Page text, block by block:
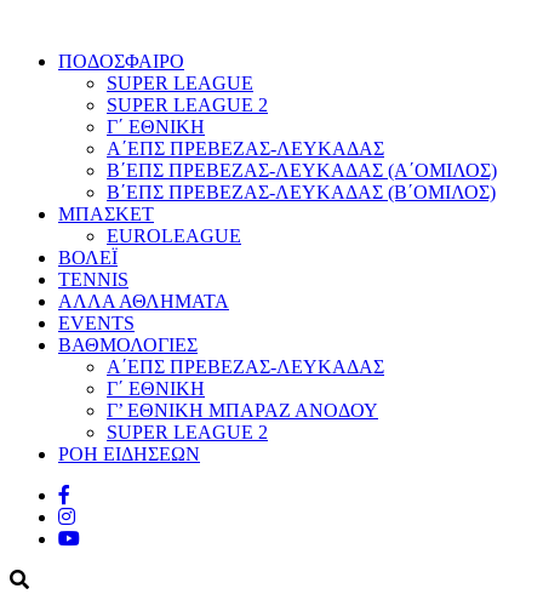
ΠΟΔΟΣΦΑΙΡΟ
SUPER LEAGUE
SUPER LEAGUE 2
Γ΄ ΕΘΝΙΚΗ
Α΄ΕΠΣ ΠΡΕΒΕΖΑΣ-ΛΕΥΚΑΔΑΣ
Β΄ΕΠΣ ΠΡΕΒΕΖΑΣ-ΛΕΥΚΑΔΑΣ (Α΄ΟΜΙΛΟΣ)
Β΄ΕΠΣ ΠΡΕΒΕΖΑΣ-ΛΕΥΚΑΔΑΣ (Β΄ΟΜΙΛΟΣ)
ΜΠΑΣΚΕΤ
EUROLEAGUE
ΒΟΛΕΪ
TENNIS
ΑΛΛΑ ΑΘΛΗΜΑΤΑ
EVENTS
ΒΑΘΜΟΛΟΓΙΕΣ
Α΄ΕΠΣ ΠΡΕΒΕΖΑΣ-ΛΕΥΚΑΔΑΣ
Γ΄ ΕΘΝΙΚΗ
Γ’ ΕΘΝΙΚΗ ΜΠΑΡΑΖ ΑΝΟΔΟΥ
SUPER LEAGUE 2
ΡΟΗ ΕΙΔΗΣΕΩΝ